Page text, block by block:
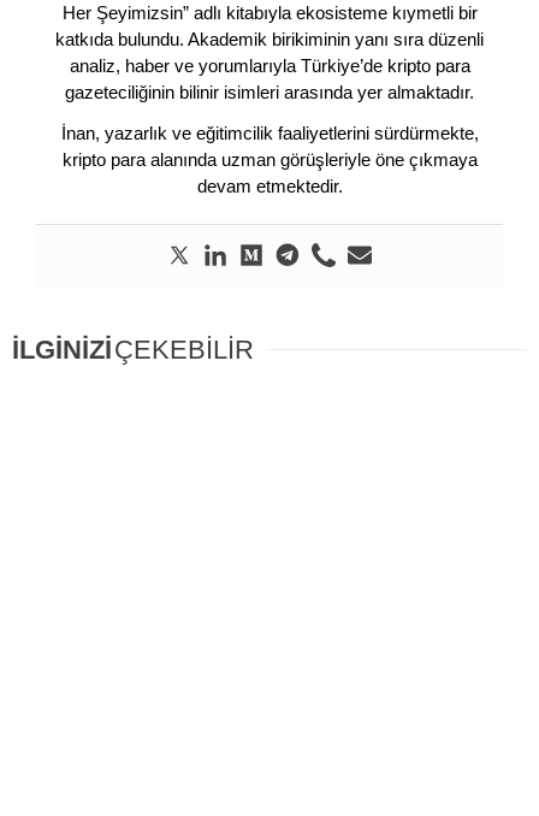
Her Şeyimizsin” adlı kitabıyla ekosisteme kıymetli bir
katkıda bulundu. Akademik birikiminin yanı sıra düzenli
analiz, haber ve yorumlarıyla Türkiye’de kripto para
gazeteciliğinin bilinir isimleri arasında yer almaktadır.
İnan, yazarlık ve eğitimcilik faaliyetlerini sürdürmekte,
kripto para alanında uzman görüşleriyle öne çıkmaya
devam etmektedir.
İLGİNİZİÇEKEBİLİR